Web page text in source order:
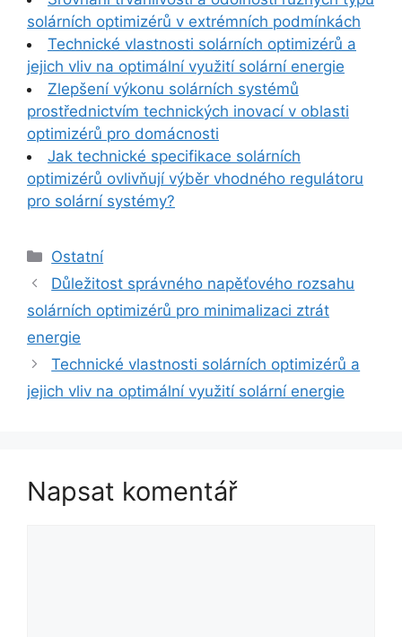
solárních optimizérů v extrémních podmínkách
Technické vlastnosti solárních optimizérů a
jejich vliv na optimální využití solární energie
Zlepšení výkonu solárních systémů
prostřednictvím technických inovací v oblasti
optimizérů pro domácnosti
Jak technické specifikace solárních
optimizérů ovlivňují výběr vhodného regulátoru
pro solární systémy?
Rubriky
Ostatní
Důležitost správného napěťového rozsahu
solárních optimizérů pro minimalizaci ztrát
energie
Technické vlastnosti solárních optimizérů a
jejich vliv na optimální využití solární energie
Napsat komentář